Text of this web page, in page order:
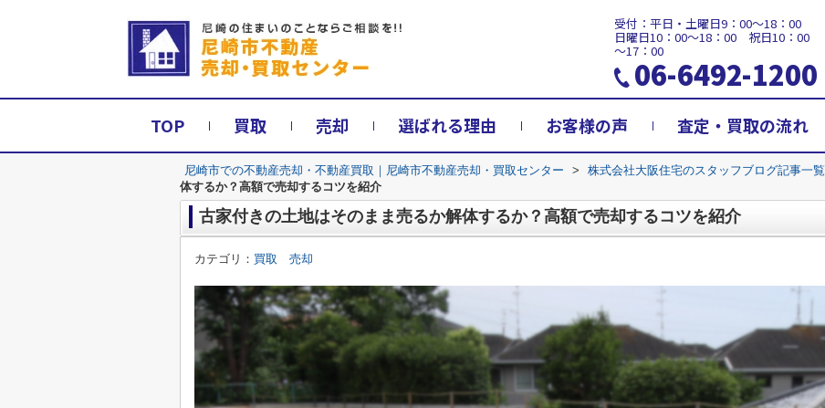
受付：平日・土曜日9：00～18：00
日曜日10：00～18：00 祝日10：00
～17：00
06-6492-1200
TOP 買取 売却 選ばれる理由 お客様の声 査定・買取の流れ
尼崎市での不動産売却・不動産買取｜尼崎市不動産売却・買取センター > 株式会社大阪住宅のスタッフブログ記事一覧
体するか？高額で売却するコツを紹介
古家付きの土地はそのまま売るか解体するか？高額で売却するコツを紹介
カテゴリ： 買取 売却